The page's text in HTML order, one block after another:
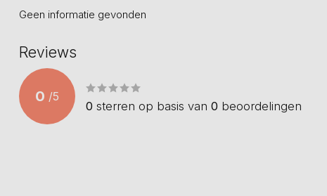
Geen informatie gevonden
Reviews
0 /5
0 sterren op basis van 0 beoordelingen